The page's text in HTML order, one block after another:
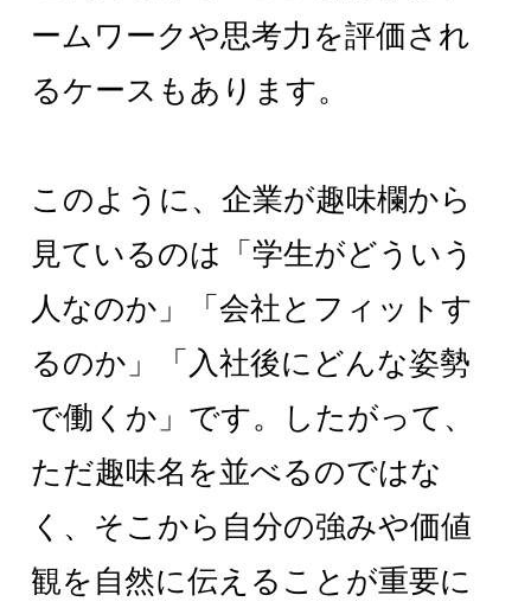
ームワークや思考力を評価され
るケースもあります。
このように、企業が趣味欄から
見ているのは「学生がどういう
人なのか」「会社とフィットす
るのか」「入社後にどんな姿勢
で働くか」です。したがって、
ただ趣味名を並べるのではな
く、そこから自分の強みや価値
観を自然に伝えることが重要に